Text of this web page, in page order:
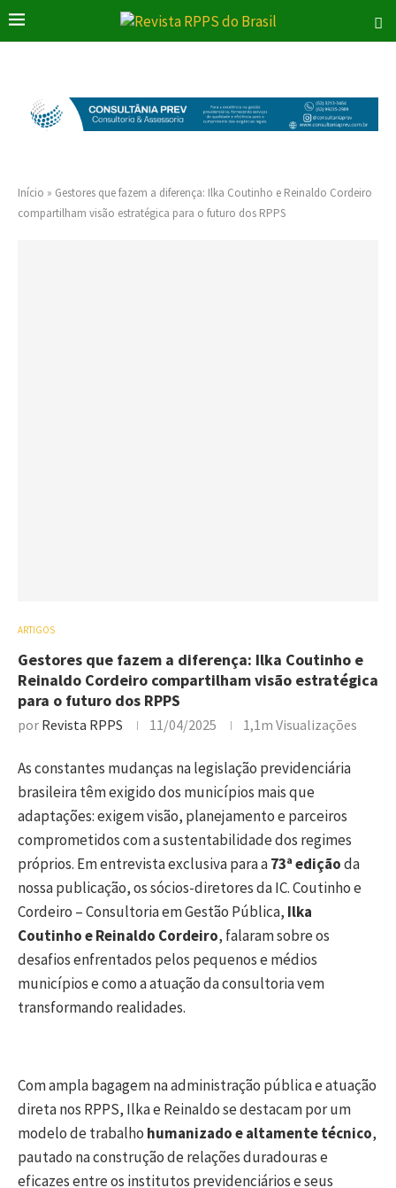
Início » Gestores que fazem a diferença: Ilka Coutinho e Reinaldo Cordeiro
compartilham visão estratégica para o futuro dos RPPS
ARTIGOS
Gestores que fazem a diferença: Ilka Coutinho e
Reinaldo Cordeiro compartilham visão estratégica
para o futuro dos RPPS
por Revista RPPS 11/04/2025 1,1m Visualizações
As constantes mudanças na legislação previdenciária
brasileira têm exigido dos municípios mais que
adaptações: exigem visão, planejamento e parceiros
comprometidos com a sustentabilidade dos regimes
próprios. Em entrevista exclusiva para a73ª ediçãoda
nossa publicação, os sócios-diretores da IC. Coutinho e
Cordeiro – Consultoria em Gestão Pública, Ilka
Coutinho e Reinaldo Cordeiro, falaram sobre os
desafios enfrentados pelos pequenos e médios
municípios e como a atuação da consultoria vem
transformando realidades.
Com ampla bagagem na administração pública e atuação
direta nos RPPS, Ilka e Reinaldo se destacam por um
modelo de trabalho humanizado e altamente técnico,
pautado na construção de relações duradouras e
eficazes entre os institutos previdenciários e seus